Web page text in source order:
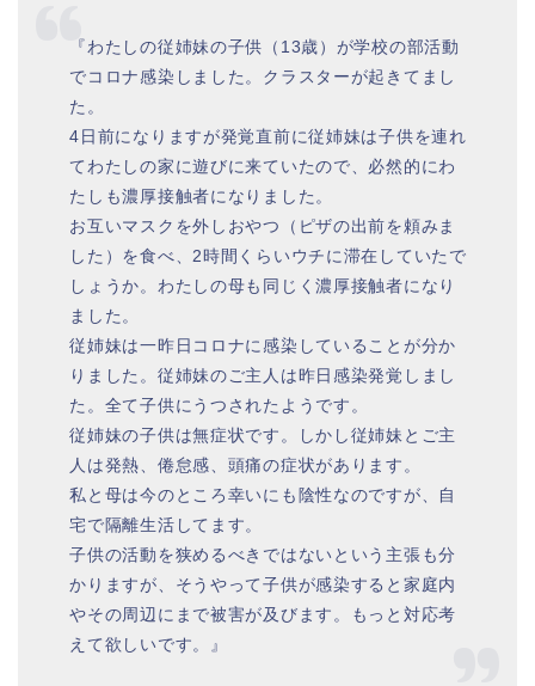
『わたしの従姉妹の子供（13歳）が学校の部活動
でコロナ感染しました。クラスターが起きてまし
た。
4日前になりますが発覚直前に従姉妹は子供を連れ
てわたしの家に遊びに来ていたので、必然的にわ
たしも濃厚接触者になりました。
お互いマスクを外しおやつ（ピザの出前を頼みま
した）を食べ、2時間くらいウチに滞在していたで
しょうか。わたしの母も同じく濃厚接触者になり
ました。
従姉妹は一昨日コロナに感染していることが分か
りました。従姉妹のご主人は昨日感染発覚しまし
た。全て子供にうつされたようです。
従姉妹の子供は無症状です。しかし従姉妹とご主
人は発熱、倦怠感、頭痛の症状があります。
私と母は今のところ幸いにも陰性なのですが、自
宅で隔離生活してます。
子供の活動を狭めるべきではないという主張も分
かりますが、そうやって子供が感染すると家庭内
やその周辺にまで被害が及びます。もっと対応考
えて欲しいです。』